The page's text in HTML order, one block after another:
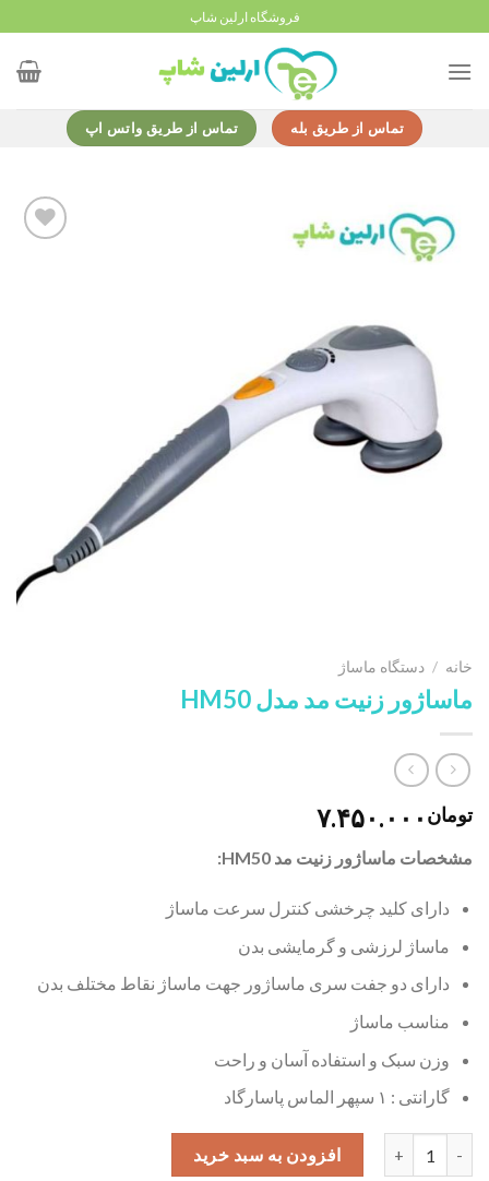
to
content
فروشگاه ارلین شاپ
تماس از طریق بله تماس از طریق واتس اپ
خانه / دستگاه ماساژ
ماساژور زنیت مد مدل HM50
تومان ۷.۴۵۰.۰۰۰
مشخصات ماساژور زنیت مد HM50:
دارای کلید چرخشی کنترل سرعت ماساژ
ماساژ لرزشی و گرمایشی بدن
دارای دو جفت سری ماساژور جهت ماساژ نقاط مختلف بدن
مناسب ماساژ
وزن سبک و استفاده آسان و راحت
گارانتی : ۱ سپهر الماس پاسارگاد
ماساژور زنیت مد مدل HM50 عددافزودن به سبد خرید